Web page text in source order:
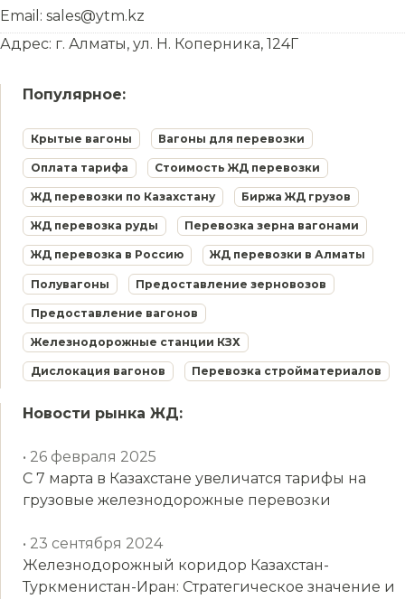
Email: sales@ytm.kz
Адрес: г. Алматы, ул. Н. Коперника, 124Г
Популярное:
Крытые вагоны Вагоны для перевозки
Оплата тарифа Стоимость ЖД перевозки
ЖД перевозки по Казахстану Биржа ЖД грузов
ЖД перевозка руды Перевозка зерна вагонами
ЖД перевозка в Россию ЖД перевозки в Алматы
Полувагоны Предоставление зерновозов
Предоставление вагонов
Железнодорожные станции КЗХ
Дислокация вагонов Перевозка стройматериалов
Новости рынка ЖД:
• 26 февраля 2025
С 7 марта в Казахстане увеличатся тарифы на
грузовые железнодорожные перевозки
• 23 сентября 2024
Железнодорожный коридор Казахстан-
Туркменистан-Иран: Стратегическое значение и